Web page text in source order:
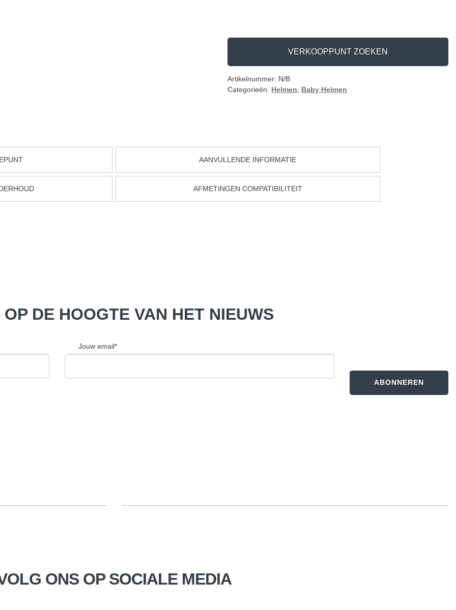
VERKOOPPUNT ZOEKEN
Artikelnummer: N/B
Categorieën: Helmen Baby Helmen
AANVULLENDE INFORMATIE
AFMETINGEN COMPATIBILITEIT
DE HOOGTE VAN HET NIEUWS
Jouw email*
ABONNEREN
ONS OP SOCIALE MEDIA